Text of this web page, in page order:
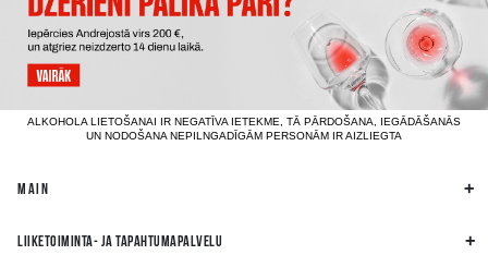
ALKOHOLA LIETOŠANAI IR NEGATĪVA IETEKME, TĀ PĀRDOŠANA, IEGĀDĀŠANĀS
UN NODOŠANA NEPILNGADĪGĀM PERSONĀM IR AIZLIEGTA
MAIN
LIIKETOIMINTA- JA TAPAHTUMAPALVELU